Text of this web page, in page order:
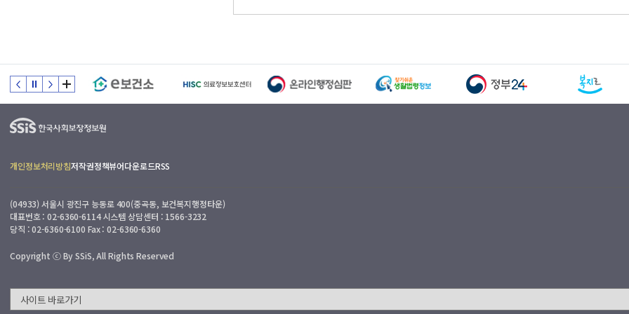
개인정보처리방침저작권정책뷰어다운로드RSS
(04933) 서울시 광진구 능동로 400(중곡동, 보건복지행정타운)
대표번호 : 02-6360-6114 시스템 상담센터 : 1566-3232
당직 : 02-6360-6100 Fax : 02-6360-6360
Copyright ⓒ By SSiS, All Rights Reserved